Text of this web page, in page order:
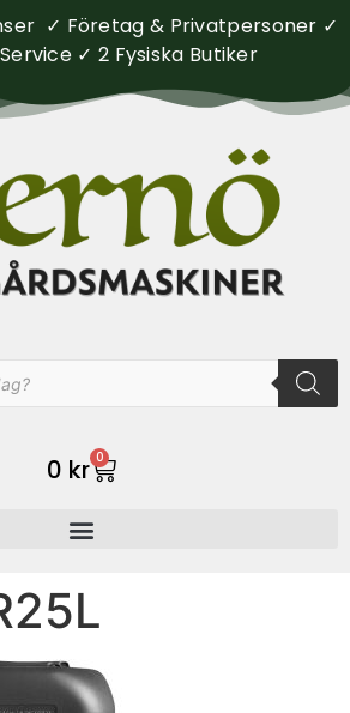
✓ Företag & Privatpersoner ✓
✓ 2 Fysiska Butiker
0 kr 0